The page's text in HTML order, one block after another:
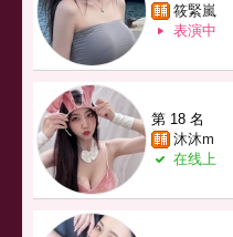
筱緊嵐
表演中
第 18 名
沐沐m
在线上